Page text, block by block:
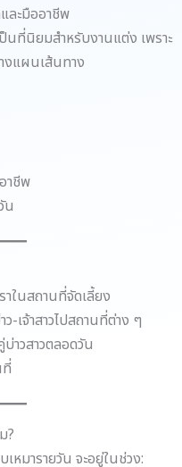
ละมืออาชีพ
นที่นิยมสำหรับงานแต่ง เพราะ
งแผนเส้นทาง
าชีพ
น
ในสถานที่จัดเลี้ยง
-เจ้าสาวไปสถานที่ต่าง ๆ
าวสาวตลอดวัน
?
หมารายวัน จะอยู่ในช่วง: